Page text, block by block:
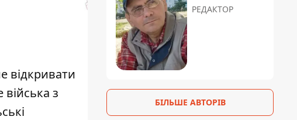
відкривати
з
РЕДАКТОР
БІЛЬШЕ АВТОРІВ